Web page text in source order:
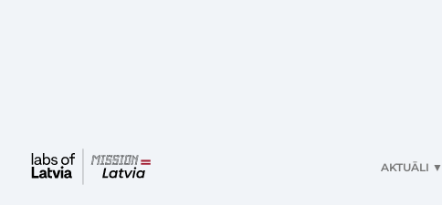
AKTUĀLI ▼